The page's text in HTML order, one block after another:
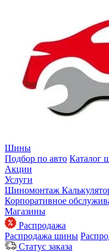
Шины
Подбор по авто Каталог
Акции
Услуги
Шиномонтаж
Корпоративное
Магазины
Распродажа
Распродажа шины
Статус заказа